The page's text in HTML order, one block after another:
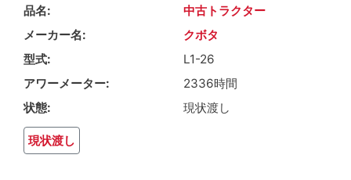
品名
中古トラクター
メーカー名
クボタ
型式
L1-26
アワーメーター
2336時間
状態
現状渡し
現状渡し